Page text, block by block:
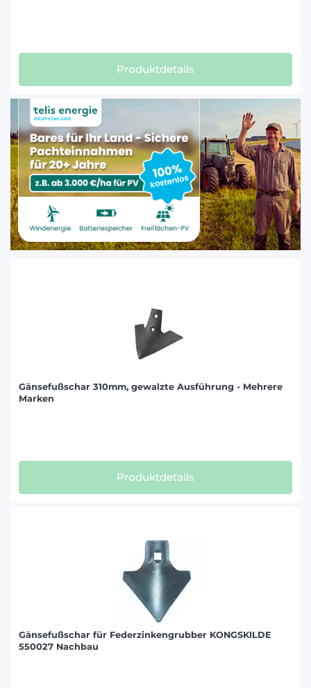
Produktdetails
Gänsefußschar 310mm, gewalzte Ausführung - Mehrere
Marken
Produktdetails
Gänsefußschar für Federzinkengrubber KONGSKILDE
550027 Nachbau